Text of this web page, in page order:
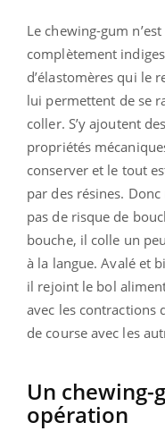
Le chewing-gum
complètement
d’élastomères qui le
lui permettent de se
coller. S’y ajoutent
propriétés
conserver et le tout
par des résines.
pas de risque de
bouche, il colle un
à la langue. Avalé et
il rejoint le bol
avec les contractions
de course avec les
Un chewing-
opération